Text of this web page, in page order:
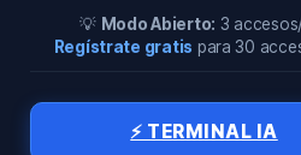
💡 Modo Abierto: 3
Regístrate gratis para 30
⚡ TERMINAL IA